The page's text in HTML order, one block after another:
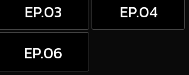
EP.03
EP.04
EP.06